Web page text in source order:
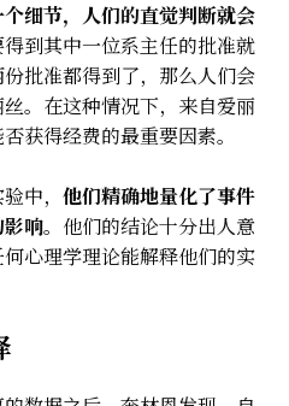
细节，人们的直觉判断就会
到其中一位系主任的批准就
批准都得到了，那么人们会
。在这种情况下，来自爱丽
获得经费的最重要因素。
中， 他们精确地量化了事件
响。他们的结论十分出人意
心理学理论能解释他们的实